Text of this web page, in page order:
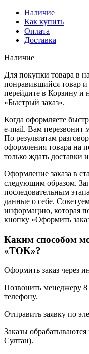
Наличие
Как купить
Оплата
Доставка
Наличие
Для покупки товара в
понравившийся товар и
перейдите в Корзину и
«Быстрый заказ».
Когда оформляете
e-mail. Вам перезвонит
По результатам
оформления товара на
только ждать доставки
Оформление заказа в
следующим образом.
последовательным
данные о себе.
информацию, которая
кнопку «Оформить
Каким способом
«TOK»?
Оформить заказ через
Позвонить менеджеру
телефону.
Отправить заявку по
Заказы
Султан).